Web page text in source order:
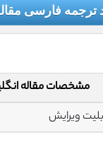
ترجمه فارسی
مشخصات مقاله